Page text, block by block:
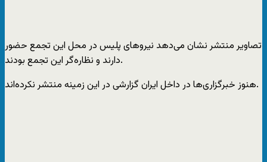
تصاویر منتشر نشان می‌دهد نیروهای پلیس در محل این تجمع حضور
دارند و نظاره‌گر این تجمع بودند.
هنوز خبرگزاری‌ها در داخل ایران گزارشی در این زمینه منتشر نکرده‌اند.